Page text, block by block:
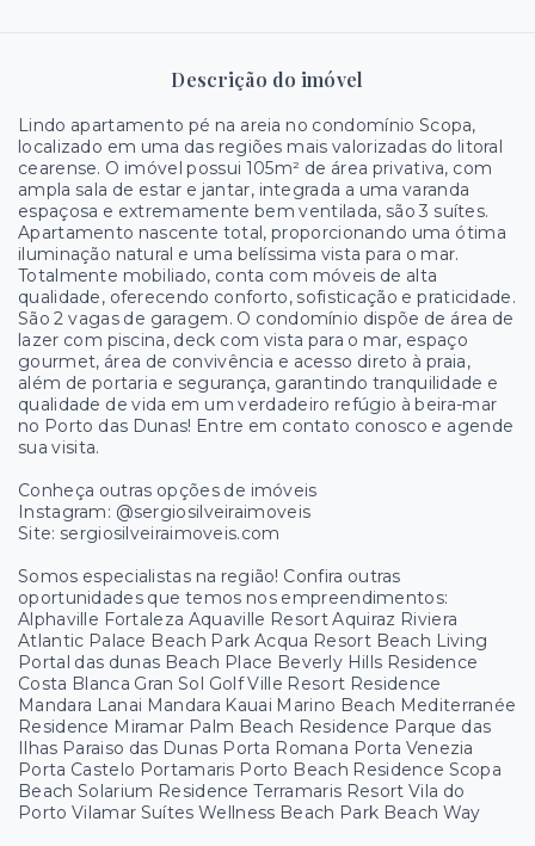
Descrição do imóvel
Lindo apartamento pé na areia no condomínio Scopa,
localizado em uma das regiões mais valorizadas do litoral
cearense. O imóvel possui 105m² de área privativa, com
ampla sala de estar e jantar, integrada a uma varanda
espaçosa e extremamente bem ventilada, são 3 suítes.
Apartamento nascente total, proporcionando uma ótima
iluminação natural e uma belíssima vista para o mar.
Totalmente mobiliado, conta com móveis de alta
qualidade, oferecendo conforto, sofisticação e praticidade.
São 2 vagas de garagem. O condomínio dispõe de área de
lazer com piscina, deck com vista para o mar, espaço
gourmet, área de convivência e acesso direto à praia,
além de portaria e segurança, garantindo tranquilidade e
qualidade de vida em um verdadeiro refúgio à beira-mar
no Porto das Dunas! Entre em contato conosco e agende
sua visita.
Conheça outras opções de imóveis
Instagram: @sergiosilveiraimoveis
Site: sergiosilveiraimoveis.com
Somos especialistas na região! Confira outras
oportunidades que temos nos empreendimentos:
Alphaville Fortaleza Aquaville Resort Aquiraz Riviera
Atlantic Palace Beach Park Acqua Resort Beach Living
Portal das dunas Beach Place Beverly Hills Residence
Costa Blanca Gran Sol Golf Ville Resort Residence
Mandara Lanai Mandara Kauai Marino Beach Mediterranée
Residence Miramar Palm Beach Residence Parque das
Ilhas Paraiso das Dunas Porta Romana Porta Venezia
Porta Castelo Portamaris Porto Beach Residence Scopa
Beach Solarium Residence Terramaris Resort Vila do
Porto Vilamar Suítes Wellness Beach Park Beach Way